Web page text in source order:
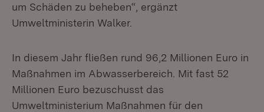
um Schäden zu beheben“, ergänzt
Umweltministerin Walker.
In diesem Jahr fließen rund 96,2 Millionen Euro in
Maßnahmen im Abwasserbereich. Mit fast 52
Millionen Euro bezuschusst das
Umweltministerium Maßnahmen für den